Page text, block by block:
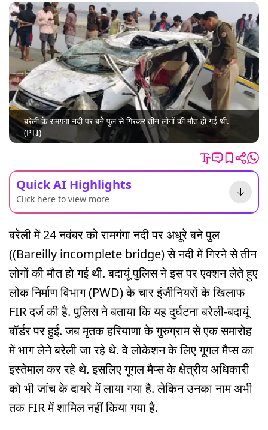
बरेली के रामगंगा नदी पर बने पुल से गिरकर तीन लोगों की मौत हो गई थी.
(PTI)
Quick AI Highlights
Click here to view more
बरेली में 24 नवंबर को रामगंगा नदी पर अधूरे बने पुल
((Bareilly incomplete bridge) से नदी में गिरने से तीन
लोगों की मौत हो गई थी. बदायूं पुलिस ने इस पर एक्शन लेते हुए
लोक निर्माण विभाग (PWD) के चार इंजीनियरों के खिलाफ
FIR दर्ज की है. पुलिस ने बताया कि यह दुर्घटना बरेली-बदायूं
बॉर्डर पर हुई. जब मृतक हरियाणा के गुरुग्राम से एक समारोह
में भाग लेने बरेली जा रहे थे. वे लोकेशन के लिए गूगल मैप्स का
इस्तेमाल कर रहे थे. इसलिए गूगल मैप्स के क्षेत्रीय अधिकारी
को भी जांच के दायरे में लाया गया है. लेकिन उनका नाम अभी
तक FIR में शामिल नहीं किया गया है.